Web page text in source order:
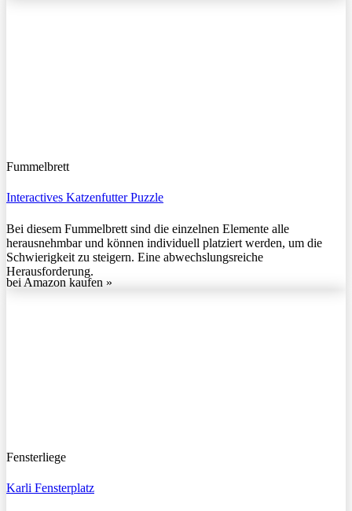
Fummelbrett
Interactives Katzenfutter Puzzle
Bei diesem Fummelbrett sind die einzelnen Elemente alle
herausnehmbar und können individuell platziert werden, um die
Schwierigkeit zu steigern. Eine abwechslungsreiche
Herausforderung.
bei Amazon kaufen »
Fensterliege
Karli Fensterplatz